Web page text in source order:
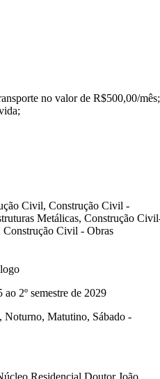
no valor de R$500,00/mês;
Civil, Construção Civil -
Metálicas, Construção
Construção Civil - Obras
ao 2º semestre de 2029
Noturno, Matutino, Sábado -
Residencial Doutor João